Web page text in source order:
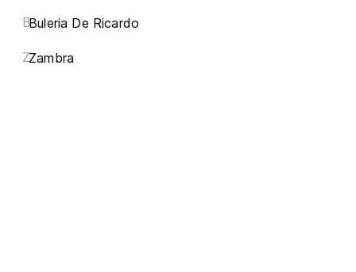
BBuleria De Ricardo
ZZambra